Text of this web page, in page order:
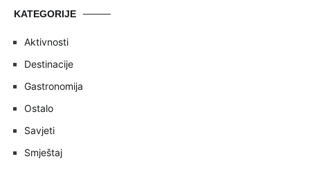
KATEGORIJE
Aktivnosti
Destinacije
Gastronomija
Ostalo
Savjeti
Smještaj